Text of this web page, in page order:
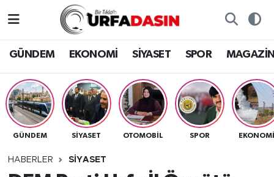
GÜNDEM EKONOMİ SİYASET SPOR
GÜNDEM SİYASET OTOMOBİL SPOR EKONOMİ
HABERLER SİYASET
EKONOMİ
SİYASET
SPOR
Gizlilik ve Güvenlik Politikası
İletişim
Nöbetçi Eczaneler
Hava Durumu
Namaz Vakitleri
Trafik Durumu
Süper Lig Puan Durumu ve Fikstür